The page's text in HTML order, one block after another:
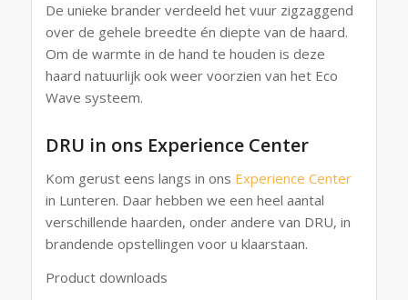
De unieke brander verdeeld het vuur zigzaggend
over de gehele breedte én diepte van de haard.
Om de warmte in de hand te houden is deze
haard natuurlijk ook weer voorzien van het Eco
Wave systeem.
DRU in ons Experience Center
Kom gerust eens langs in ons Experience Center
in Lunteren. Daar hebben we een heel aantal
verschillende haarden, onder andere van DRU, in
brandende opstellingen voor u klaarstaan.
Product downloads